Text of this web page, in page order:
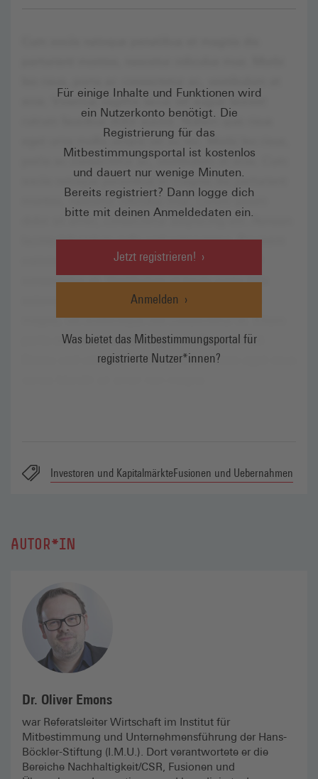
Für einige Inhalte und Funktionen wird
ein Nutzerkonto benötigt. Die
Registrierung für das
Mitbestimmungsportal ist kostenlos
und dauert nur wenige Minuten.
Bereits registriert? Dann logge dich
bitte mit deinen Anmeldedaten ein.
Jetzt registrieren!
Anmelden
Was bietet das Mitbestimmungsportal für
registrierte Nutzer*innen?
Investoren und KapitalmärkteFusionen und Uebernahmen
AUTOR*IN
Dr. Oliver Emons
war Referatsleiter Wirtschaft im Institut für
Mitbestimmung und Unternehmensführung der Hans-
Böckler-Stiftung (I.M.U.). Dort verantwortete er die
Bereiche Nachhaltigkeit/CSR, Fusionen und